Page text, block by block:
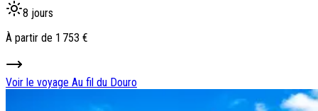
8 jours
À partir de 1 753 €
Voir le voyage Au fil du Douro